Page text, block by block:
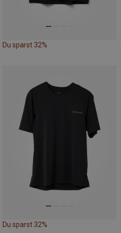
Du sparst 32%
Du sparst 32%